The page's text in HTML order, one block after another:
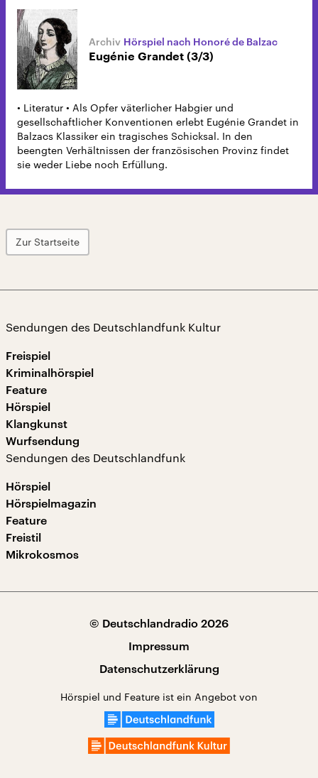
Hörspiel nach Honoré de Balzac
Eugénie Grandet (3/3)
• Literatur • Als Opfer väterlicher Habgier und
gesellschaftlicher Konventionen erlebt Eugénie Grandet in
Balzacs Klassiker ein tragisches Schicksal. In den
beengten Verhältnissen der französischen Provinz findet
sie weder Liebe noch Erfüllung.
Zur Startseite
Sendungen des Deutschlandfunk Kultur
Freispiel
Kriminalhörspiel
Feature
Hörspiel
Klangkunst
Wurfsendung
Sendungen des Deutschlandfunk
Hörspiel
Hörspielmagazin
Feature
Freistil
Mikrokosmos
© Deutschlandradio 2026
Impressum
Datenschutzerklärung
Hörspiel und Feature ist ein Angebot von